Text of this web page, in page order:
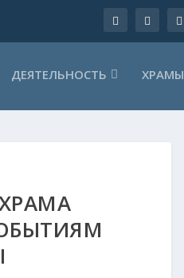
ДЕЯТЕЛЬНОСТЬ ХРАМЫ